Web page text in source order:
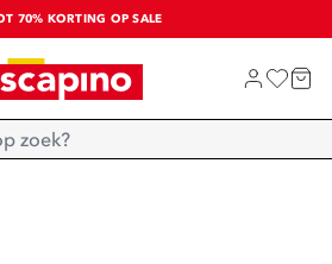
70% KORTING OP SALE
SALE: LAATSTE KANS!
SHOP NIEUW